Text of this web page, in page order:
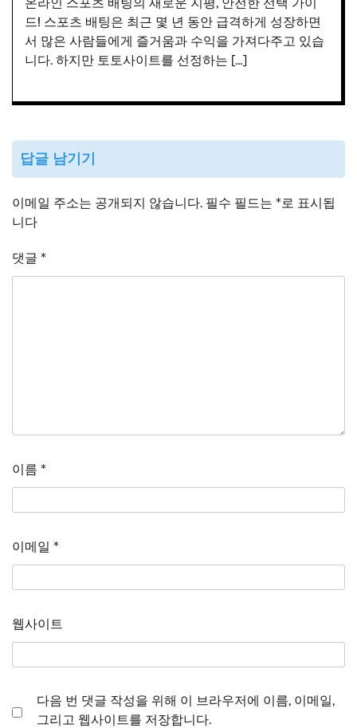
드! 스포츠 배팅은 최근 몇 년 동안 급격하게 성장하면
서 많은 사람들에게 즐거움과 수익을 가져다주고 있습
니다. 하지만 토토사이트를 선정하는 […]
답글 남기기
이메일 주소는 공개되지 않습니다. 필수 필드는 * 로 표시됩
니다
댓글 *
이름 *
이메일 *
웹사이트
다음 번 댓글 작성을 위해 이 브라우저에 이름, 이메일,
그리고 웹사이트를 저장합니다.